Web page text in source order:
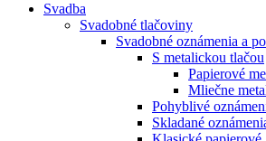
Svadba
Svadobné tlačoviny
Svadobné oznámenia a
S metalickou tlačou
Papierové
Mliečne
Pohyblivé
Skladané